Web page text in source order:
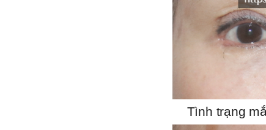
Tình trạng